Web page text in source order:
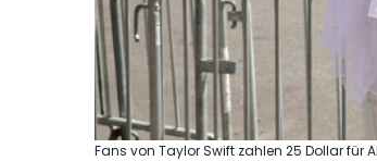
Fans von Taylor Swift zahlen 25 Dollar für